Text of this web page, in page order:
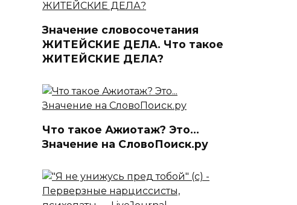
Значение словосочетания
ЖИТЕЙСКИЕ ДЕЛА. Что такое
ЖИТЕЙСКИЕ ДЕЛА?
Что такое Ажиотаж? Это…
Значение на СловоПоиск.ру